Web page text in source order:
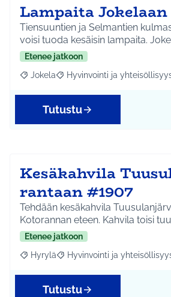
Lampaita Jokelaan
Tiensuuntien ja Selmantien
voisi tuoda kesäisin lampaita.
Etenee jatkoon
Rajaa tulokset aihepiirin mukaan:
Jokela Rajaa tulokset teeman
Hyvinvointi ja
Tutustu
Kesäkahvila
rantaan #1907
Tehdään kesäkahvila
Kotorannan eteen. Kahvila toisi
Etenee jatkoon
Rajaa tulokset aihepiirin mukaan:
Hyrylä Rajaa tulokset teeman
Hyvinvointi ja
Tutustu